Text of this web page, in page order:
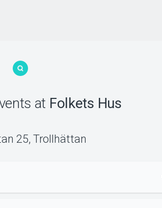
at Folkets Hus
25,Trollhättan